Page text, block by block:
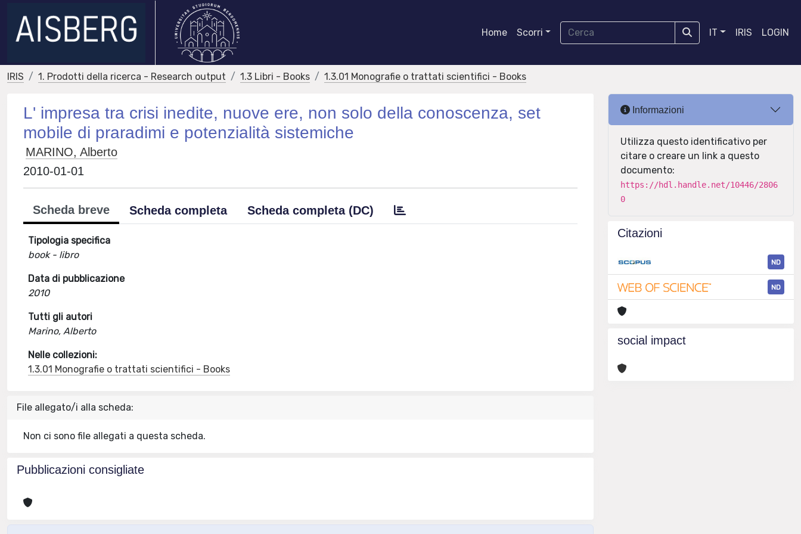
Home Scorri IT IRIS LOGIN
IRIS 1. Prodotti della ricerca - Research output 1.3 Libri - Books 1.3.01 Monografie o trattati scientifici - Books
L' impresa tra crisi inedite, nuove ere, non solo della conoscenza, set
mobile di praradimi e potenzialità sistemiche
MARINO, Alberto
2010-01-01
Scheda breve Scheda completa Scheda completa (DC)
Tipologia specifica
book - libro
Data di pubblicazione
2010
Tutti gli autori
Marino, Alberto
Nelle collezioni:
1.3.01 Monografie o trattati scientifici - Books
File allegato/i alla scheda:
Non ci sono file allegati a questa scheda.
Pubblicazioni consigliate
Informazioni
Utilizza questo identificativo per
citare o creare un link a questo
documento:
https://hdl.handle.net/10446/2806
0
Citazioni
ND
ND
social impact